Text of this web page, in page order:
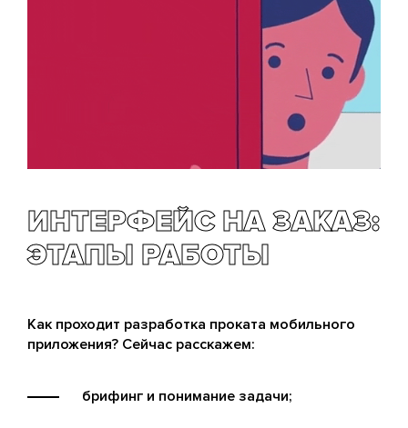
ИНТЕРФЕЙС НА ЗАКАЗ:
ЭТАПЫ РАБОТЫ
Как проходит разработка проката мобильного
приложения? Сейчас расскажем:
брифинг и понимание задачи;